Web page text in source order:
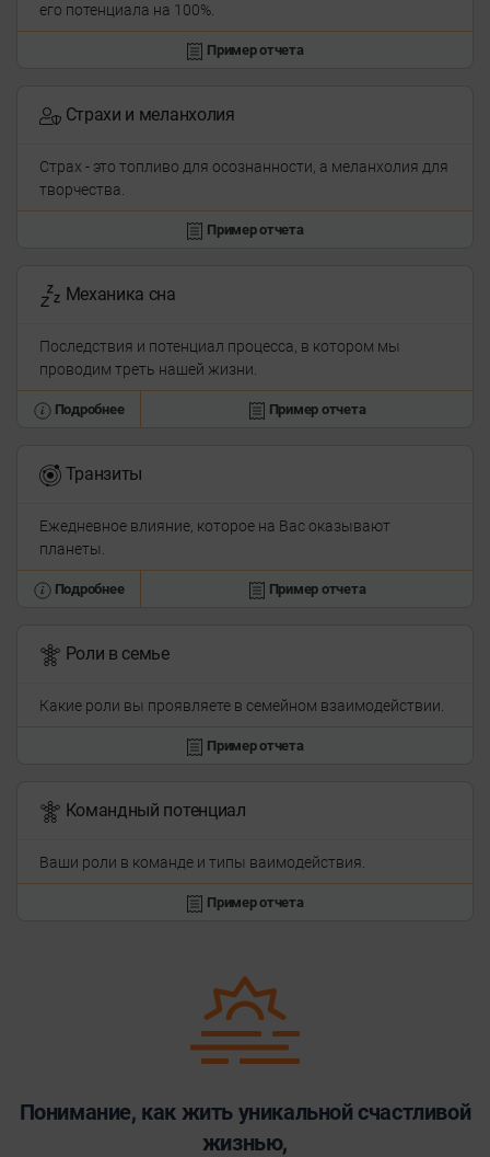
его потенциала на 100%.
Пример отчета
Страхи и меланхолия
Страх - это топливо для осознанности, а меланхолия для
творчества.
Пример отчета
Механика сна
Последствия и потенциал процесса, в котором мы
проводим треть нашей жизни.
Подробнее Пример отчета
Транзиты
Ежедневное влияние, которое на Вас оказывают
планеты.
Подробнее Пример отчета
Роли в семье
Какие роли вы проявляете в семейном взаимодействии.
Пример отчета
Командный потенциал
Ваши роли в команде и типы ваимодействия.
Пример отчета
Понимание, как жить уникальной счастливой
жизнью,